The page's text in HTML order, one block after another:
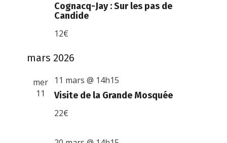
Cognacq-Jay : Sur les pas de
Candide
12€
mars 2026
mer
11
Visite de la Grande Mosquée
11 mars @ 14h15
22€